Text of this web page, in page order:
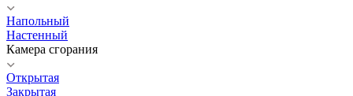
Напольный
Настенный
Камера сгорания
Открытая
Закрытая